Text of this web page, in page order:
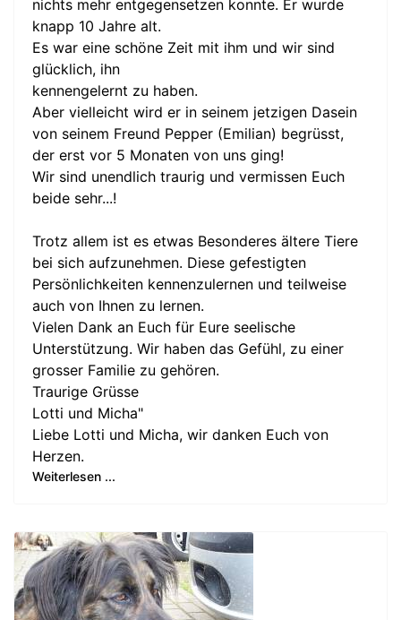
nichts mehr entgegensetzen konnte. Er wurde
knapp 10 Jahre alt.
Es war eine schöne Zeit mit ihm und wir sind
glücklich, ihn
kennengelernt zu haben.
Aber vielleicht wird er in seinem jetzigen Dasein
von seinem Freund Pepper (Emilian) begrüsst,
der erst vor 5 Monaten von uns ging!
Wir sind unendlich traurig und vermissen Euch
beide sehr...!
Trotz allem ist es etwas Besonderes ältere Tiere
bei sich aufzunehmen. Diese gefestigten
Persönlichkeiten kennenzulernen und teilweise
auch von Ihnen zu lernen.
Vielen Dank an Euch für Eure seelische
Unterstützung. Wir haben das Gefühl, zu einer
grosser Familie zu gehören.
Traurige Grüsse
Lotti und Micha"
Liebe Lotti und Micha, wir danken Euch von
Herzen.
Weiterlesen ...